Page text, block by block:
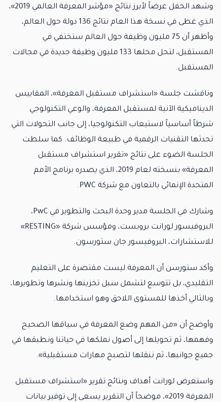
وشهد الحفل عرضاً لأبرز نتائج «مؤشر المعرفة العالمي 2019»،
الذي غطى في نسخة هذا العام نتائج 136 دولة حول العالم،
وأظهر أن 75 مليون وظيفة حول العالم ستختفي في
المستقبل، لتحل محلها 133 مليون وظيفة جديدة في مجالات
المستقبل.
وناقشت جلسة «استشراف مستقبل المعرفة»، المقاييس
الديناميكية الآنية لمستقبل المعرفة، والوعي التكنولوجي
شرطاً أساسياً لاستيعاب التكنولوجيا، إلى جانب التحولات التي
تحدثها التقنيات الرقمية في طبيعة الوظائف. كما سلطت
الجلسة الضوء على نتائج «تقرير استشراف مستقبل
المعرفة» بنسخته لعام 2019، الذي يصدره برنامج الأمم
المتحدة الإنمائي بالتعاون مع شركة PWC.
وشارك في الجلسة مدير وحدة البحث والتطوير في PwC،
البروفيسور لورانت بروبست، ومؤسس شركة «RESTING»
للاستشارات، البروفيسور جان ستورسون.
وأكد ستورسن أن المعرفة ليست مقتصرة على التعليم
التقليدي، بل تتوسع لتشمل سبل تخزينها ونشرها وتطويرها،
وبالتالي أخذها للمستوى اللاحق وهو استخدامها.
وأوضح أن «من المهم وضع المعرفة في سياقها الصحيح
وفهمها، ثم تحويلها إلى أصول نملكها في حياتنا ونطبقها في
جميع جوانبها، ثم ننقلها لتصبح مهارات مستقبلية».
واستعرض لورانت أهداف ونتائج تقرير «استشراف مستقبل
المعرفة 2019»، موضحاً أن التقرير يسعى إلى توفير بيانات